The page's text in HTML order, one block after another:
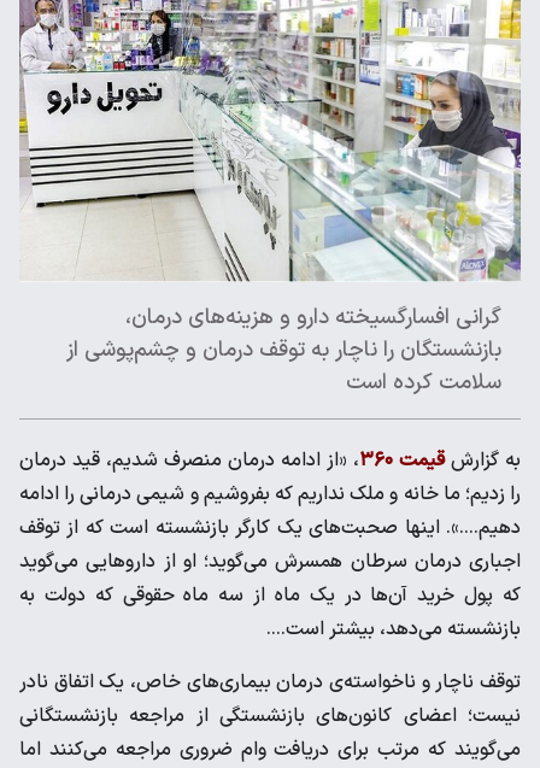
گرانی افسارگسیخته دارو و هزینه‌های درمان،
بازنشستگان را ناچار به توقف درمان و چشم‌پوشی از
سلامت کرده است
به گزارشقیمت ۳۶۰
، «از ادامه درمان منصرف شدیم، قید درمان
را زدیم؛ ما خانه و ملک نداریم که بفروشیم و شیمی درمانی را ادامه
دهیم….». اینها صحبت‌های یک کارگر بازنشسته است که از توقف
اجباری درمان سرطان همسرش می‌گوید؛ او از داروهایی می‌گوید
که پول خرید آن‌ها در یک ماه از سه ماه حقوقی که دولت به
بازنشسته می‌دهد، بیشتر است….
توقف ناچار و ناخواسته‌ی درمان بیماری‌های خاص، یک اتفاق نادر
نیست؛ اعضای کانون‌های بازنشستگی از مراجعه بازنشستگانی
می‌گویند که مرتب برای دریافت وام ضروری مراجعه می‌کنند اما